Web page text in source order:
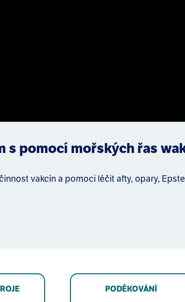
pomocí mořských řas
vakcín a pomoci léčit afty, opary,
PODĚKOVÁNÍ